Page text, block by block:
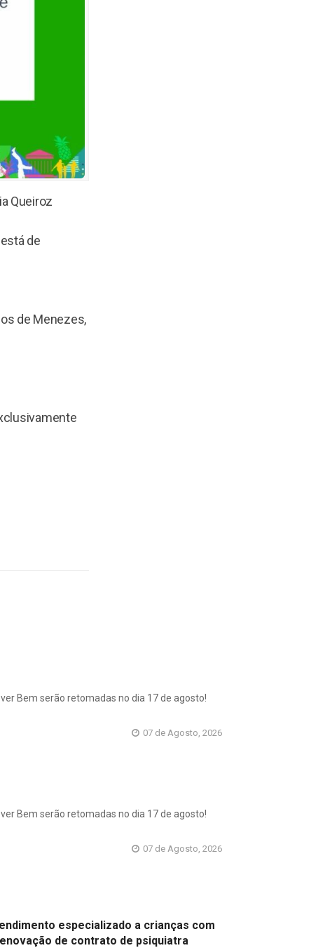
Queiroz
de
de Menezes,
Bem serão retomadas no dia 17 de agosto!
07 de Agosto, 2026
Bem serão retomadas no dia 17 de agosto!
07 de Agosto, 2026
especializado a crianças com
de contrato de psiquiatra